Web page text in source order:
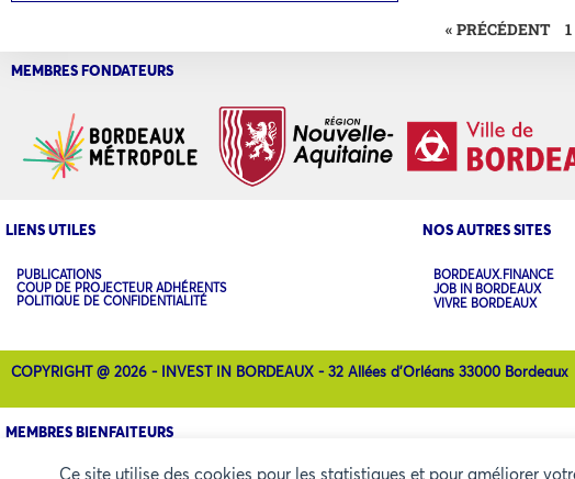
Ce site utilise des cookies pour les statistiques et pour améliorer
« PRÉCÉDENT 1
MEMBRES FONDATEURS
LIENS UTILES
PUBLICATIONS
COUP DE PROJECTEUR ADHÉRENTS
POLITIQUE DE CONFIDENTIALITÉ
NOS AUTRES SITES
BORDEAUX.FINANCE
JOB IN BORDEAUX
VIVRE BORDEAUX
COPYRIGHT @ 2026 - INVEST IN BORDEAUX - 32 Allées d'Orléans 33000 Bordeaux
MEMBRES BIENFAITEURS